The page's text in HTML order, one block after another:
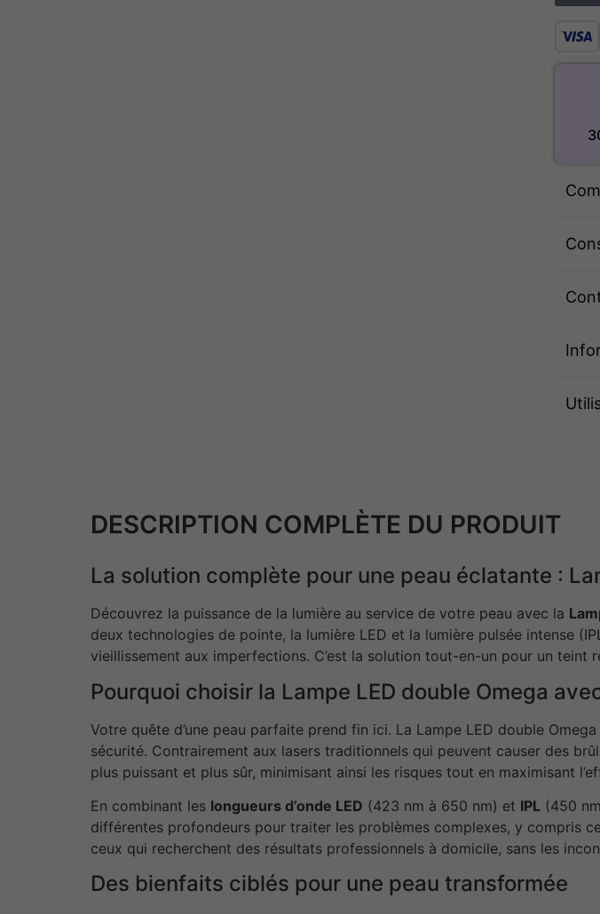
DESCRIPTION COMPLÈTE DU PRODUIT
La solution complète pour une peau éclatante :
Découvrez la puissance de la lumière au service de votre peau avec la
deux technologies de pointe, la lumière LED et la lumière pulsée intense
vieillissement aux imperfections. C’est la solution tout-en-un pour un teint
Pourquoi choisir la Lampe LED double Omega
Votre quête d’une peau parfaite prend fin ici. La Lampe LED double
sécurité. Contrairement aux lasers traditionnels qui peuvent causer des
plus puissant et plus sûr, minimisant ainsi les risques tout en maximisant
En combinant les longueurs d’onde LED (423 nm à 650 nm) et IPL (450
différentes profondeurs pour traiter les problèmes complexes, y compris
ceux qui recherchent des résultats professionnels à domicile, sans les
Des bienfaits ciblés pour une peau transformée